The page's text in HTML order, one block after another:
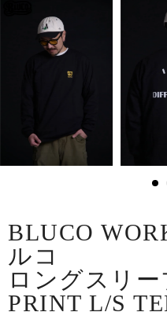
BLUCO
ルコ
ロングスリ
PRINT L/S